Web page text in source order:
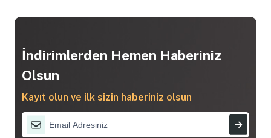
İndirimlerden Hemen Haberiniz
Olsun
Kayıt olun ve ilk sizin haberiniz olsun